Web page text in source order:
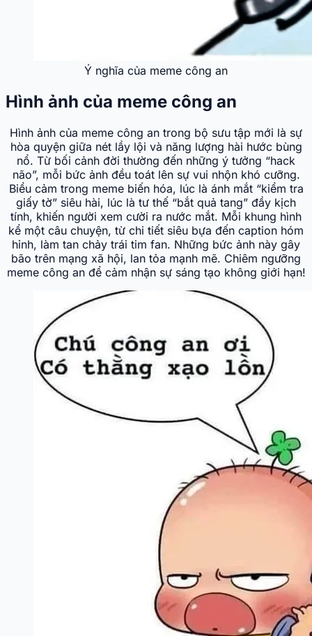
Ý nghĩa của meme công an
Hình ảnh của meme công an
Hình ảnh của meme công an trong bộ sưu tập mới là sự
hòa quyện giữa nét lầy lội và năng lượng hài hước bùng
nổ. Từ bối cảnh đời thường đến những ý tưởng “hack
não”, mỗi bức ảnh đều toát lên sự vui nhộn khó cưỡng.
Biểu cảm trong meme biến hóa, lúc là ánh mắt “kiểm tra
giấy tờ” siêu hài, lúc là tư thế “bắt quả tang” đầy kịch
tính, khiến người xem cười ra nước mắt. Mỗi khung hình
kể một câu chuyện, từ chi tiết siêu bựa đến caption hóm
hỉnh, làm tan chảy trái tim fan. Những bức ảnh này gây
bão trên mạng xã hội, lan tỏa mạnh mẽ. Chiêm ngưỡng
meme công an để cảm nhận sự sáng tạo không giới hạn!